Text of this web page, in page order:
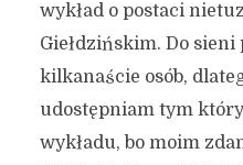
wykład o postaci
Giełdzińskim. Do sieni
kilkanaście osób,
udostępniam tym
wykładu, bo moim